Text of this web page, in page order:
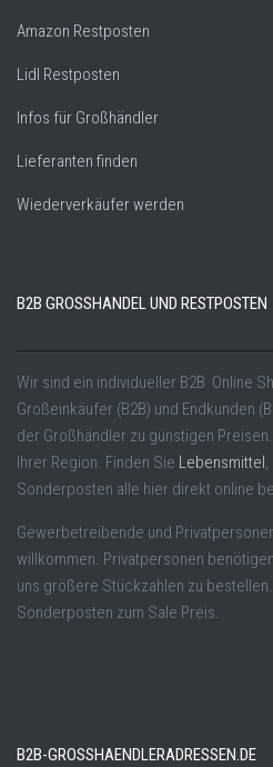
Amazon Restposten
Lidl Restposten
Infos für Großhändler
Lieferanten finden
Wiederverkäufer werden
B2B GROSSHANDEL UND RESTPOSTEN
Wir sind ein individueller B2B Online
Großeinkäufer (B2B) und Endkunden
der Großhändler zu günstigen
Ihrer Region. Finden Sie Lebensmittel ,
Sonderposten alle hier direkt online
Gewerbetreibende und
willkommen. Privatpersonen
uns größere Stückzahlen zu
Sonderposten zum Sale Preis.
B2B-GROSSHAENDLERADRESSEN.DE